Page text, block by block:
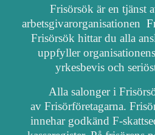
Frisörsök är en tjänst
arbetsgivarorganisationen
Frisörsök hittar du alla
uppfyller
yrkesbevis och
Alla salonger i
av Frisörföretagarna.
innehar godkänd F-